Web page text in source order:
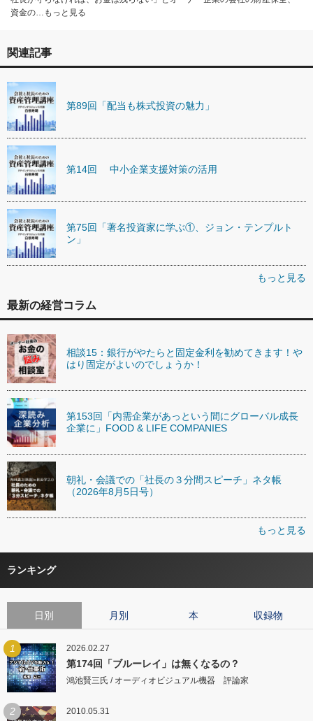
資金の…もっと見る
関連記事
第89回「配当も株式投資の魅力」
第14回 中小企業支援対策の活用
第75回「著名投資家に学ぶ①、ジョン・テンプルト
ン」
もっと見る
最新の経営コラム
相談15：銀行がやたらと固定金利を勧めてきます！や
はり固定がよいのでしょうか！
第153回「内需企業があっという間にグローバル成長
企業に」FOOD & LIFE COMPANIES
朝礼・会議での「社長の３分間スピーチ」ネタ帳
（2026年8月5日号）
もっと見る
ランキング
日別 月別 本 収録物
1 2026.02.27
第174回「ブルーレイ」は無くなるの？
鴻池賢三氏 / オーディオビジュアル機器 評論家
2 2010.05.31